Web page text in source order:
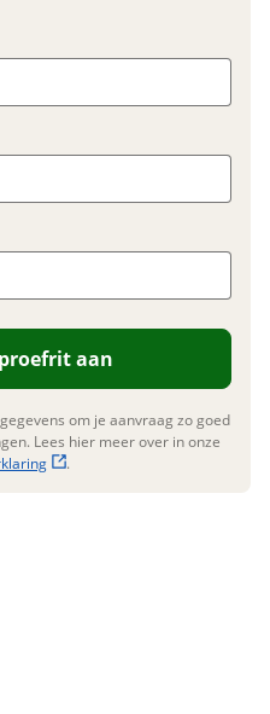
BTW
Fabrieksgarantie van
toepassing
aan
om je aanvraag zo goed
Lees hier meer over in onze
.